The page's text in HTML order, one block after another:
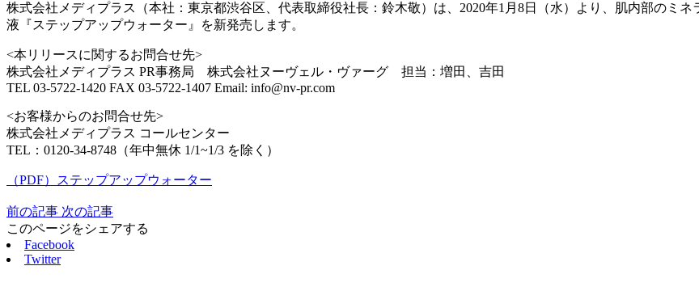
株式会社メディプラス（本社：東京都渋谷区、代表取締役社長：鈴木敬）は、2020年1月8日（水）より、肌内部のミ
液『ステップアップウォーター』を新発売します。
<本リリースに関するお問合せ先>
株式会社メディプラス PR事務局 株式会社ヌーヴェル・ヴァーグ 担当：増田、吉田
TEL 03-5722-1420 FAX 03-5722-1407 Email: info@nv-pr.com
<お客様からのお問合せ先>
株式会社メディプラス コールセンター
TEL：0120-34-8748（年中無休 1/1~1/3 を除く）
（PDF）ステップアップウォーター
前の記事 次の記事
このページをシェアする
Facebook
Twitter